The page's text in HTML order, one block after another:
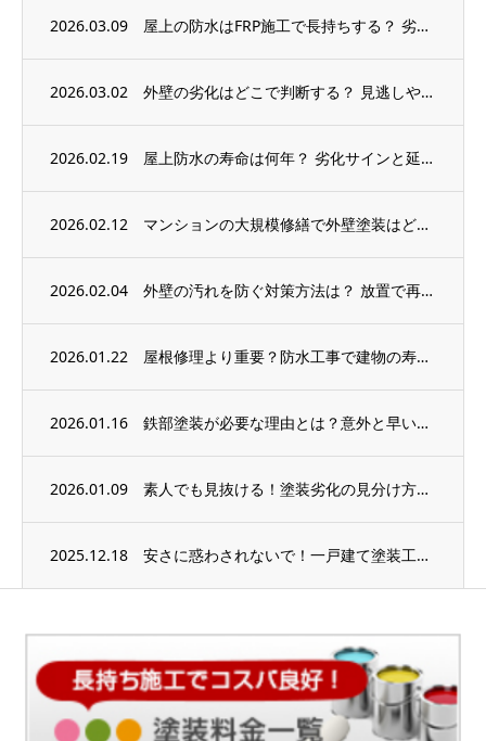
2026.03.09 屋上の防水はFRP施工で長持ちする？ 劣化サインと失敗しない下地処理
2026.03.02 外壁の劣化はどこで判断する？ 見逃しやすいポイントと塗り替え時期
2026.02.19 屋上防水の寿命は何年？ 劣化サインと延ばす点検のコツ
2026.02.12 マンションの大規模修繕で外壁塗装はどこまで必要？ 見落としがちな劣化サイン
2026.02.04 外壁の汚れを防ぐ対策方法は？ 放置で再塗装が早まる理由
2026.01.22 屋根修理より重要？防水工事で建物の寿命を延ばす秘訣とは
2026.01.16 鉄部塗装が必要な理由とは？意外と早い劣化のサイン
2026.01.09 素人でも見抜ける！塗装劣化の見分け方を徹底解説
2025.12.18 安さに惑わされないで！一戸建て塗装工事の本当の価値とは